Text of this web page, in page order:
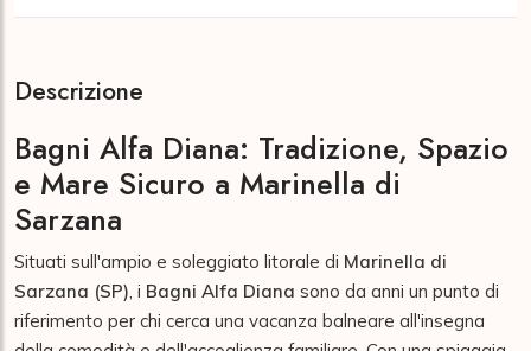
Descrizione
Bagni Alfa Diana: Tradizione, Spazio
e Mare Sicuro a Marinella di
Sarzana
Situati sull'ampio e soleggiato litorale di Marinella di
Sarzana (SP), i Bagni Alfa Diana sono da anni un punto di
riferimento per chi cerca una vacanza balneare all'insegna